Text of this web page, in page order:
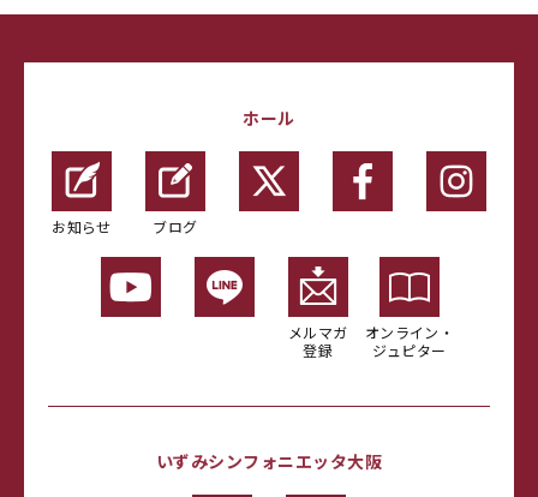
ホール
お知らせ ブログ
メルマガ
登録
オンライン・
ジュピター
いずみシンフォニエッタ大阪